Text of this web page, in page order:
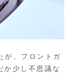
が、フロントガ
か少し不思議な